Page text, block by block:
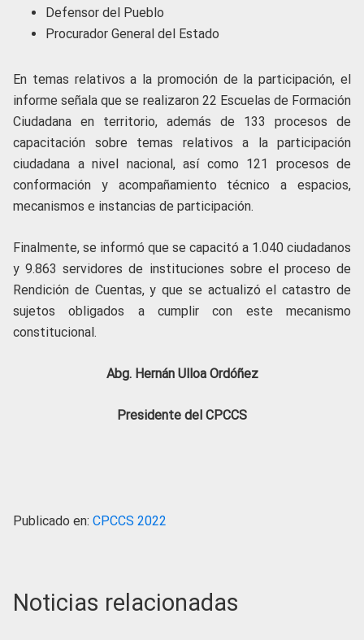
Defensor del Pueblo
Procurador General del Estado
En temas relativos a la promoción de la participación, el
informe señala que se realizaron 22 Escuelas de Formación
Ciudadana en territorio, además de 133 procesos de
capacitación sobre temas relativos a la participación
ciudadana a nivel nacional, así como 121 procesos de
conformación y acompañamiento técnico a espacios,
mecanismos e instancias de participación.
Finalmente, se informó que se capacitó a 1.040 ciudadanos
y 9.863 servidores de instituciones sobre el proceso de
Rendición de Cuentas, y que se actualizó el catastro de
sujetos obligados a cumplir con este mecanismo
constitucional.
Abg. Hernán Ulloa Ordóñez
Presidente del CPCCS
Publicado en: CPCCS 2022
Noticias relacionadas